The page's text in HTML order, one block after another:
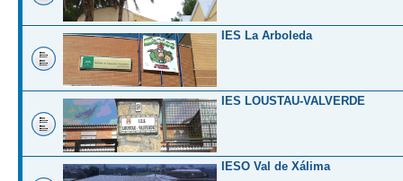
IES La Arboleda
IES LOUSTAU-VALVERDE
IESO Val de Xálima